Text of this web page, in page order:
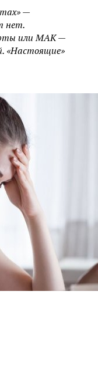
—
нет.
или МАК —
«Настоящие»